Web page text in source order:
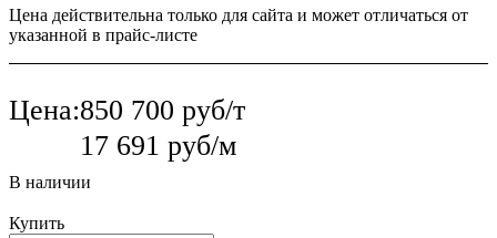
Цена действительна только для сайта и может отличаться от
указанной в прайс-листе
Цена:850 700 руб/т
17 691 руб/м
В наличии
Купить